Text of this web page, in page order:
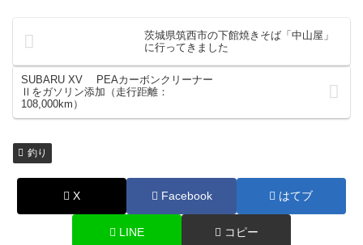
茨城県筑西市の下館焼きそば「中山屋」
に行ってきました
SUBARU XV PEAカーボンクリーナー
Ⅱをガソリン添加（走行距離：
108,000km）
釣り
X Facebook はてブ
LINE コピー